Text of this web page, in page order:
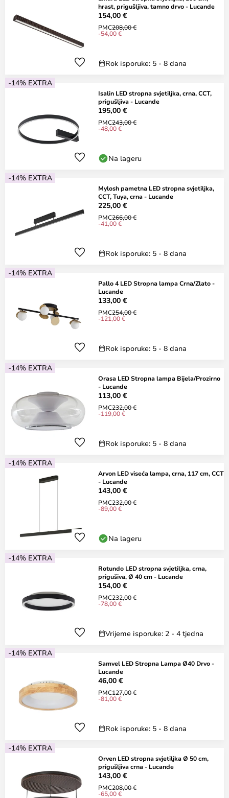
hrast, prigušljiva, tamno drvo - Lucande
154,00 €
PMC208,00 €
-54,00 €
Rok isporuke: 5 - 8 dana
-14% EXTRA
Isalin LED stropna svjetiljka, crna, CCT,
prigušljiva - Lucande
195,00 €
PMC243,00 €
-48,00 €
Na lageru
-14% EXTRA
Mylosh pametna LED stropna svjetiljka,
CCT, Tuya, crna - Lucande
225,00 €
PMC266,00 €
-41,00 €
Rok isporuke: 5 - 8 dana
-14% EXTRA
Pallo 4 LED Stropna lampa Crna/Zlato -
Lucande
133,00 €
PMC254,00 €
-121,00 €
Rok isporuke: 5 - 8 dana
-14% EXTRA
Orasa LED Stropna lampa Bijela/Prozirno
- Lucande
113,00 €
PMC232,00 €
-119,00 €
Rok isporuke: 5 - 8 dana
-14% EXTRA
Arvon LED viseća lampa, crna, 117 cm, CCT
- Lucande
143,00 €
PMC232,00 €
-89,00 €
Na lageru
-14% EXTRA
Rotundo LED stropna svjetiljka, crna,
prigušiva, Ø 40 cm - Lucande
154,00 €
PMC232,00 €
-78,00 €
Vrijeme isporuke: 2 - 4 tjedna
-14% EXTRA
Samvel LED Stropna Lampa Ø40 Drvo -
Lucande
46,00 €
PMC127,00 €
-81,00 €
Rok isporuke: 5 - 8 dana
-14% EXTRA
Orven LED stropna svjetiljka Ø 50 cm,
prigušljiva crna - Lucande
143,00 €
PMC208,00 €
-65,00 €